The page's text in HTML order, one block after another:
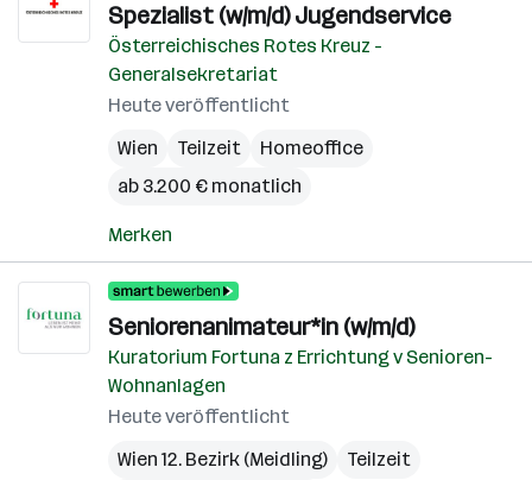
Spezialist (w/m/d) Jugendservice
Österreichisches Rotes Kreuz -
Generalsekretariat
Heute veröffentlicht
Wien
Teilzeit
Homeoffice
ab 3.200 € monatlich
Merken
Seniorenanimateur*in (w/m/d)
Kuratorium Fortuna z Errichtung v Senioren-
Wohnanlagen
Heute veröffentlicht
Wien 12. Bezirk (Meidling)
Teilzeit